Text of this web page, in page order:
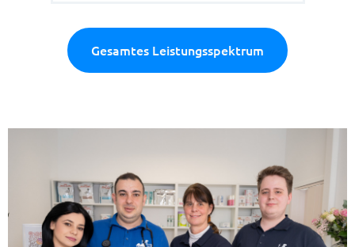
Gesamtes Leistungsspektrum